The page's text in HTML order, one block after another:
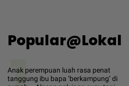
Popular@Lokal
Anak perempuan luah rasa penat
tanggung ibu bapa ‘berkampung’ di